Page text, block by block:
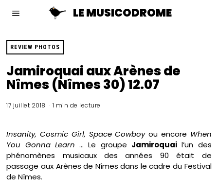
LE MUSICODROME
REVIEW PHOTOS
Jamiroquai aux Arènes de
Nîmes (Nîmes 30) 12.07
17 juillet 2018 1 min de lecture
Insanity, Cosmic Girl, Space Cowboyou encore When
You Gonna Learn … Le groupe Jamiroquai l’un des
phénomènes musicaux des années 90 était de
passage aux Arènes de Nîmes dans le cadre du Festival
de Nîmes.